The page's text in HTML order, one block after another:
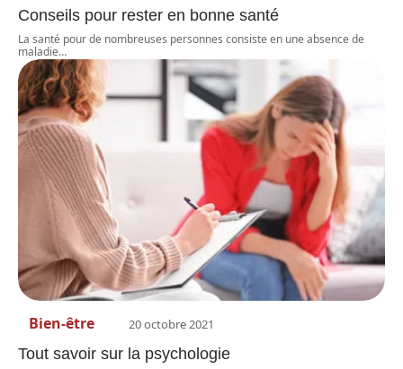
Conseils pour rester en bonne santé
La santé pour de nombreuses personnes consiste en une absence de
maladie…
Bien-être 20 octobre 2021
Tout savoir sur la psychologie